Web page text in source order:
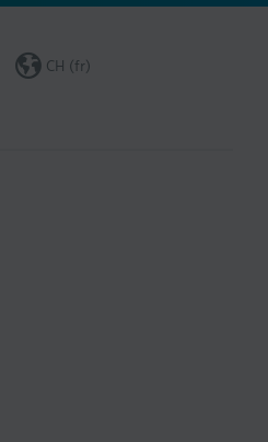
CH (fr)